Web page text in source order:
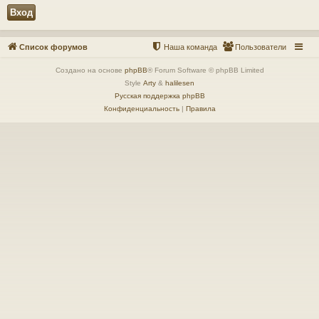
Список форумов Пользователи
Наша команда
Создано на основе phpBB® Forum Software © phpBB Limited
Style Arty & halilesen
Русская поддержка phpBB
Конфиденциальность| Правила